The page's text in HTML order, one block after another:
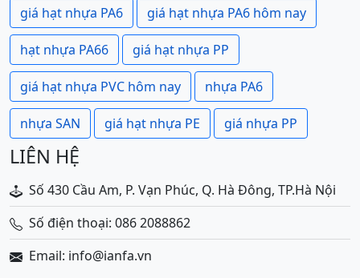
giá hạt nhựa PA6 giá hạt nhựa PA6 hôm nay
hạt nhựa PA66 giá hạt nhựa PP
giá hạt nhựa PVC hôm nay nhựa PA6
nhựa SAN giá hạt nhựa PE giá nhựa PP
LIÊN HỆ
Số 430 Cầu Am, P. Vạn Phúc, Q. Hà Đông, TP.Hà Nội
Số điện thoại: 086 2088862
Email: info@ianfa.vn